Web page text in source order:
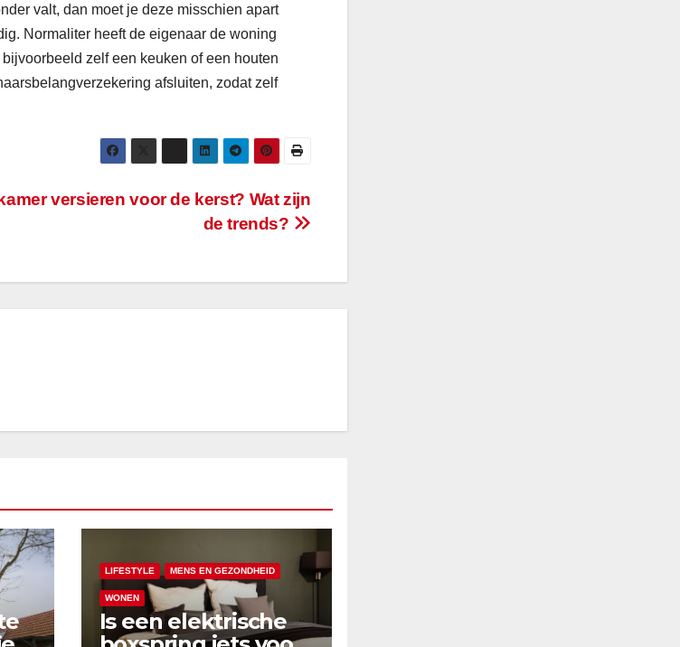
valt, dan moet je deze misschien apart
Normaliter heeft de eigenaar de woning
zelf een keuken of een houten
afsluiten, zodat zelf
versieren voor de kerst? Wat zijn
de trends?
LIFESTYLE MENS EN GEZONDHEID
WONEN
Is een elektrische